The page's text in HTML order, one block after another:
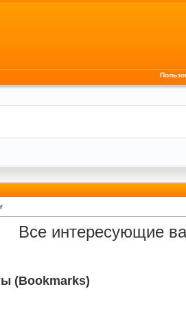
Все интересующие
(Bookmarks)